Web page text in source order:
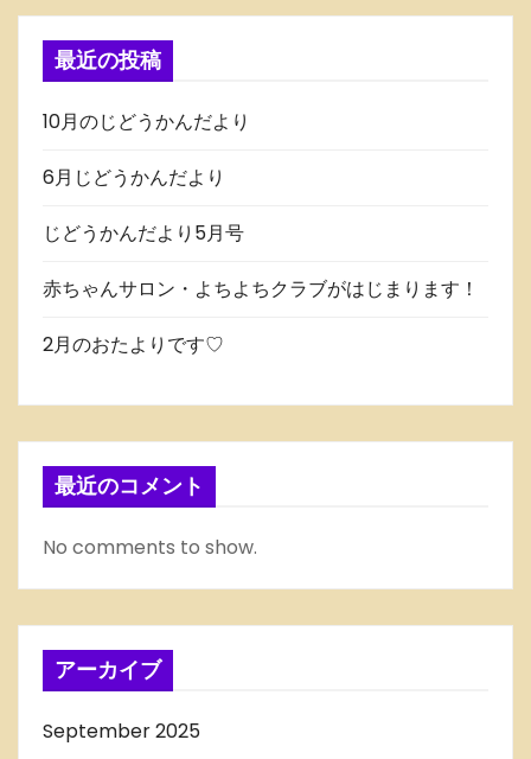
最近の投稿
10月のじどうかんだより
6月じどうかんだより
じどうかんだより5月号
赤ちゃんサロン・よちよちクラブがはじまります！
2月のおたよりです♡
最近のコメント
No comments to show.
アーカイブ
September 2025